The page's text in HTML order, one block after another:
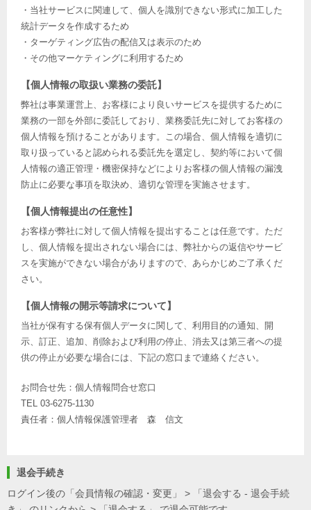
・当社サービスに関連して、個人を識別できない形式に加工した
統計データを作成するため
・ターゲティング広告の配信又は表示のため
・その他マーケティングに利用するため
【個人情報の取扱い業務の委託】
弊社は事業運営上、お客様により良いサービスを提供するために
業務の一部を外部に委託しており、業務委託先に対してお客様の
個人情報を預けることがあります。この場合、個人情報を適切に
取り扱っていると認められる委託先を選定し、契約等において個
人情報の適正管理・機密保持などによりお客様の個人情報の漏洩
防止に必要な事項を取決め、適切な管理を実施させます。
【個人情報提出の任意性】
お客様が弊社に対して個人情報を提出することは任意です。ただ
し、個人情報を提出されない場合には、弊社からの返信やサービ
スを実施ができない場合がありますので、あらかじめご了承くだ
さい。
【個人情報の開示等請求について】
当社が保有する保有個人データに関して、利用目的の通知、開
示、訂正、追加、削除および利用の停止、消去又は第三者への提
供の停止が必要な場合には、下記の窓口まで連絡ください。
お問合せ先：個人情報問合せ窓口
TEL 03-6275-1130
責任者：個人情報保護管理者 森 信文
退会手続き
ログイン後の「会員情報の確認・変更」 > 「退会する - 退会手続